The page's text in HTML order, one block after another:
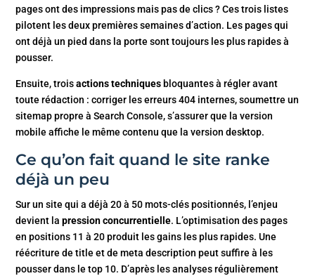
pages ont des impressions mais pas de clics ? Ces trois listes
pilotent les deux premières semaines d’action. Les pages qui
ont déjà un pied dans la porte sont toujours les plus rapides à
pousser.
Ensuite, troisactions techniques bloquantes à régler avant
toute rédaction : corriger les erreurs 404 internes, soumettre un
sitemap propre à Search Console, s’assurer que la version
mobile affiche le même contenu que la version desktop.
Ce qu’on fait quand le site ranke
déjà un peu
Sur un site qui a déjà 20 à 50 mots-clés positionnés, l’enjeu
devient lapression concurrentielle. L’optimisation des pages
en positions 11 à 20 produit les gains les plus rapides. Une
réécriture de title et de meta description peut suffire à les
pousser dans le top 10. D’après les analyses régulièrement